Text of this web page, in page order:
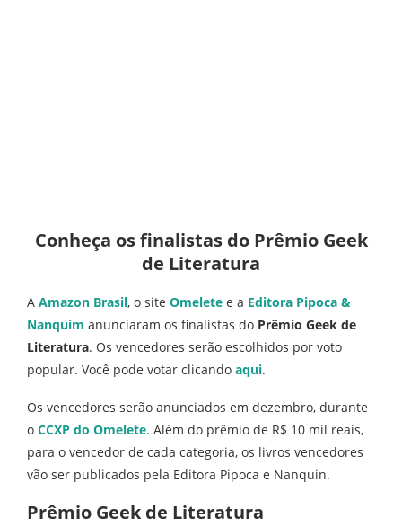
Conheça os finalistas do Prêmio Geek
de Literatura
A Amazon Brasil, o site Omelete e a Editora Pipoca &
Nanquim anunciaram os finalistas do Prêmio Geek de
Literatura. Os vencedores serão escolhidos por voto
popular. Você pode votar clicando aqui.
Os vencedores serão anunciados em dezembro, durante
o CCXP do Omelete. Além do prêmio de R$ 10 mil reais,
para o vencedor de cada categoria, os livros vencedores
vão ser publicados pela Editora Pipoca e Nanquin.
Prêmio Geek de Literatura